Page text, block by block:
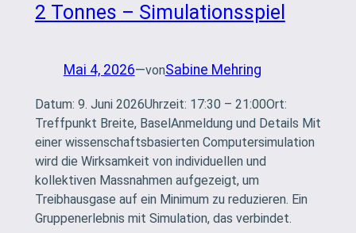
2 Tonnes – Simulationsspiel
Mai 4, 2026—vonSabine Mehring
Datum: 9. Juni 2026Uhrzeit: 17:30 – 21:00Ort:
Treffpunkt Breite, BaselAnmeldung und Details Mit
einer wissenschaftsbasierten Computersimulation
wird die Wirksamkeit von individuellen und
kollektiven Massnahmen aufgezeigt, um
Treibhausgase auf ein Minimum zu reduzieren. Ein
Gruppenerlebnis mit Simulation, das verbindet.